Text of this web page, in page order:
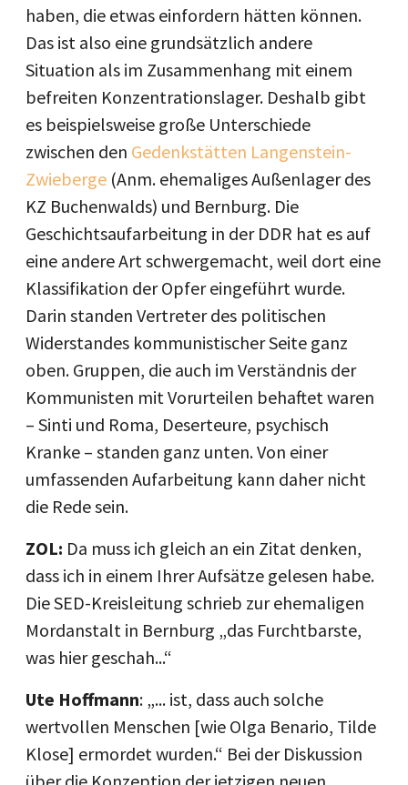
haben, die etwas einfordern hätten können.
Das ist also eine grundsätzlich andere
Situation als im Zusammenhang mit einem
befreiten Konzentrationslager. Deshalb gibt
es beispielsweise große Unterschiede
zwischen den Gedenkstätten Langenstein-
Zwieberge (Anm. ehemaliges Außenlager des
KZ Buchenwalds) und Bernburg. Die
Geschichtsaufarbeitung in der DDR hat es auf
eine andere Art schwergemacht, weil dort eine
Klassifikation der Opfer eingeführt wurde.
Darin standen Vertreter des politischen
Widerstandes kommunistischer Seite ganz
oben. Gruppen, die auch im Verständnis der
Kommunisten mit Vorurteilen behaftet waren
– Sinti und Roma, Deserteure, psychisch
Kranke – standen ganz unten. Von einer
umfassenden Aufarbeitung kann daher nicht
die Rede sein.
ZOL: Da muss ich gleich an ein Zitat denken,
dass ich in einem Ihrer Aufsätze gelesen habe.
Die SED-Kreisleitung schrieb zur ehemaligen
Mordanstalt in Bernburg „das Furchtbarste,
was hier geschah...“
Ute Hoffmann: „... ist, dass auch solche
wertvollen Menschen [wie Olga Benario, Tilde
Klose] ermordet wurden.“ Bei der Diskussion